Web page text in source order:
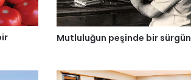
Mutluluğun peşinde bir sürgün